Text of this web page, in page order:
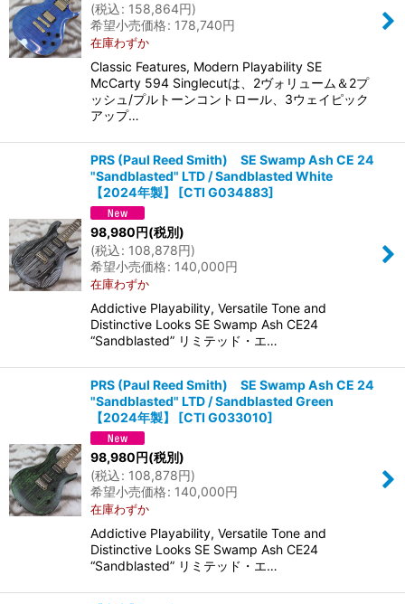
(税込: 158,864円)
希望小売価格: 178,740円
在庫わずか
Classic Features, Modern Playability SE
McCarty 594 Singlecutは、2ヴォリューム＆2プ
ッシュ/プルトーンコントロール、3ウェイピック
アップ…
PRS (Paul Reed Smith) SE Swamp Ash CE 24
"Sandblasted" LTD / Sandblasted White
【2024年製】
[CTI G034883]
98,980円(税別)
(税込: 108,878円)
希望小売価格: 140,000円
在庫わずか
Addictive Playability, Versatile Tone and
Distinctive Looks SE Swamp Ash CE24
“Sandblasted” リミテッド・エ…
PRS (Paul Reed Smith) SE Swamp Ash CE 24
"Sandblasted" LTD / Sandblasted Green
【2024年製】
[CTI G033010]
98,980円(税別)
(税込: 108,878円)
希望小売価格: 140,000円
在庫わずか
Addictive Playability, Versatile Tone and
Distinctive Looks SE Swamp Ash CE24
“Sandblasted” リミテッド・エ…